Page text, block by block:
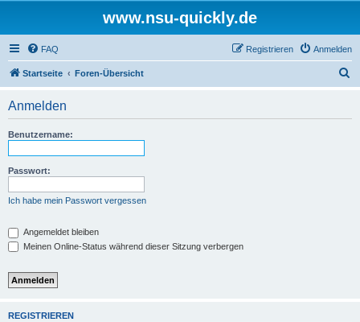
www.nsu-quickly.de
FAQ Anmelden
Registrieren
Startseite Foren-Übersicht
Anmelden
Benutzername:
Passwort:
Ich habe mein Passwort vergessen
Angemeldet bleiben
Meinen Online-Status während dieser Sitzung verbergen
REGISTRIEREN